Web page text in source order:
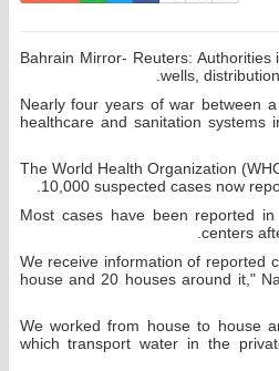
Bahrain Mirror- Reuters:
wells,
Nearly four years of war between
healthcare and sanitation systems
The World Health Organization
10,000 suspected cases now
Most cases have been reported
centers
"We receive information of
house and 20 houses around it,"
"We worked from house to house
which transport water in the